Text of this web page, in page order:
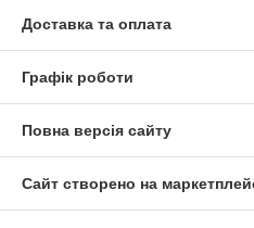
Доставка та оплата
Графік роботи
Повна версія сайту
Сайт створено на